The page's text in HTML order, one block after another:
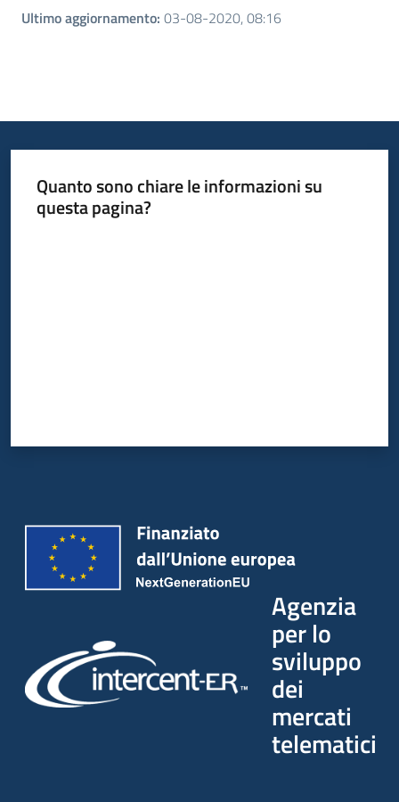
Ultimo aggiornamento: 03-08-2020, 08:16
Quanto sono chiare le informazioni su
questa pagina?
Agenzia
per lo
sviluppo
dei
mercati
telematici